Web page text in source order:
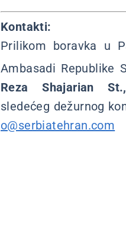
Kontakti:
Prilikom boravka u
Ambasadi Republike
Reza Shajarian
sledećeg dežurnog
o@serbiatehran.com